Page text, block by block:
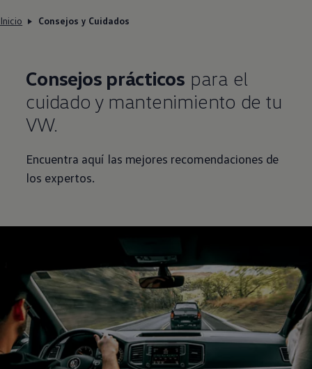
Inicio Consejos y Cuidados
Consejos prácticos para el
cuidado y mantenimiento de tu
VW.
Encuentra aquí las mejores recomendaciones de
los expertos.